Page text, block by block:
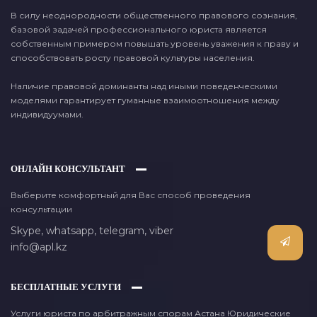
В силу неоднородности общественного правового сознания,
базовой задачей профессионального юриста является
собственным примером повышать уровень уважения к праву и
способствовать росту правовой культуры населения.
Наличие правовой доминанты над иными поведенческими
моделями гарантирует гуманные взаимоотношения между
индивидуумами.
ОНЛАЙН КОНСУЛЬТАНТ
Выберите комфортный для Вас способ проведения
консультации
Skype, whatsapp, telegram, viber
info@apl.kz
БЕСПЛАТНЫЕ УСЛУГИ
Услуги юриста по арбитражным спорам Астана Юридические